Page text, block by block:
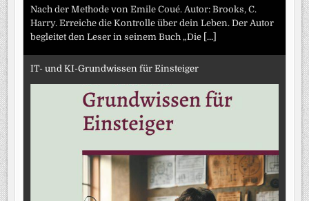
Nach der Methode von Emile Coué. Autor: Brooks, C.
Harry. Erreiche die Kontrolle über dein Leben. Der Autor
begleitet den Leser in seinem Buch „Die [...]
IT- und KI-Grundwissen für Einsteiger